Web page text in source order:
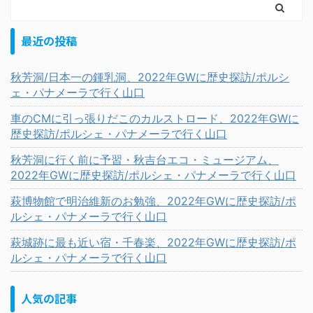
最近の投稿
秋芳洞/日本一の鍾乳洞、2022年GWに歴史探訪/ポルシ
ェ・パナメーラで行く山口
車のCMに引っ張りだこのカルストロード、2022年GWに
歴史探訪/ポルシェ・パナメーラで行く山口
秋芳洞に行く前に予習・秋吉台エコ・ミュージアム、
2022年GWに歴史探訪/ポルシェ・パナメーラで行く山口
萩博物館で明治維新のお勉強、2022年GWに歴史探訪/ポ
ルシェ・パナメーラで行く山口
萩城跡に最も近い宿・千春楽、2022年GWに歴史探訪/ポ
ルシェ・パナメーラで行く山口
人気の記事